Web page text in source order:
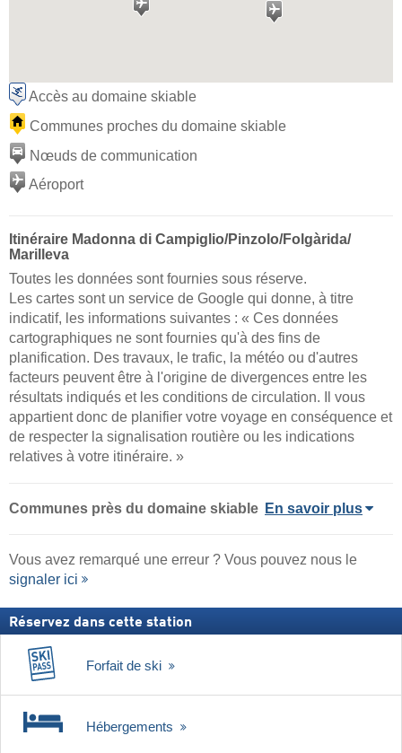
Accès au domaine skiable
Communes proches du domaine skiable
Nœuds de communication
Aéroport
Itinéraire Madonna di Campiglio/​Pinzolo/​Folgàrida/​
Marilleva
Toutes les données sont fournies sous réserve.
Les cartes sont un service de Google qui donne, à titre
indicatif, les informations suivantes : « Ces données
cartographiques ne sont fournies qu'à des fins de
planification. Des travaux, le trafic, la météo ou d'autres
facteurs peuvent être à l'origine de divergences entre les
résultats indiqués et les conditions de circulation. Il vous
appartient donc de planifier votre voyage en conséquence et
de respecter la signalisation routière ou les indications
relatives à votre itinéraire. »
Communes près du domaine skiable En savoir plus
Vous avez remarqué une erreur ? Vous pouvez nous le
signaler ici
Réservez dans cette station
Forfait de ski
Hébergements